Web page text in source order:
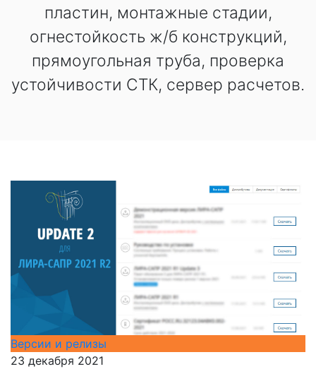
пластин, монтажные стадии,
огнестойкость ж/б конструкций,
прямоугольная труба, проверка
устойчивости СТК, сервер расчетов.
Версии и релизы
23 декабря 2021